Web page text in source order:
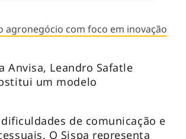
com foco em inovação
Leandro Safatle
um modelo
de comunicação e
O Sispa representa